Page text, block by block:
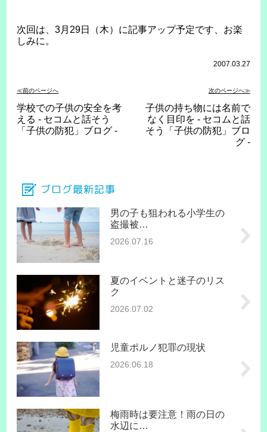
次回は、3月29日（木）に記事アップ予定です、お楽
しみに。
2007.03.27
≪前のページへ 次のページへ≫
学校での子供の安全を考
える - セコムと話そう
「子供の防犯」ブログ -
子供の持ち物には名前で
なく目印を - セコムと話
そう「子供の防犯」ブロ
グ -
ブログ最新記事
男の子も狙われる小学生の
盗撮被…
2026.07.16
夏のイベントと迷子のリス
ク
2026.07.02
児童ポルノ犯罪の現状
2026.06.18
梅雨時は要注意！雨の日の
水辺に…